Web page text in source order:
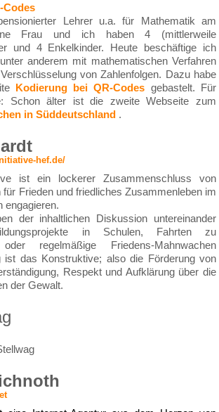
Codes
Lehrer u.a. für Mathematik am
Frau und ich haben 4 (mittlerweile
und 4 Enkelkinder. Heute beschäftige ich
anderem mit mathematischen Verfahren
von Zahlenfolgen. Dazu habe
Kodierung bei QR-Codes gebastelt. Für
Schon älter ist die zweite Webseite zum
in Süddeutschland .
hef.de/
ist ein lockerer Zusammenschluss von
Frieden und friedliches Zusammenleben im
engagieren.
der inhaltlichen Diskussion untereinander
in Schulen, Fahrten zu
oder regelmäßige Friedens-Mahnwachen
ist das Konstruktive; also die Förderung von
Respekt und Aufklärung über die
der Gewalt.